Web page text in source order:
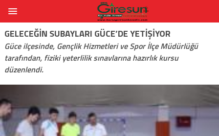
GELECEĞIN SUBAYLARI GÜCE’DE YETIŞIYOR
Güce ilçesinde, Gençlik Hizmetleri ve Spor İlçe Müdürlüğü
tarafından, fiziki yeterlilik sınavlarına hazırlık kursu
düzenlendi.